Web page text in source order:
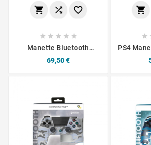
  
    
Manette Bluetooth
Feu Under Control
Prix
69,50 €


PS4